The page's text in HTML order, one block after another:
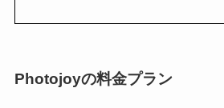
Photojoyの料金プラン